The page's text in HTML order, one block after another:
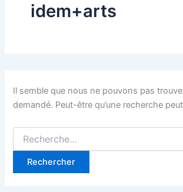
idem+arts
Il semble que nous ne pouvons pas
demandé. Peut-être qu’une recherche
Rechercher :